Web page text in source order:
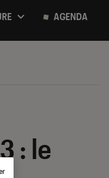
AGENDA
: le